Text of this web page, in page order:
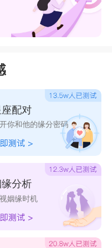
地耍弄他。只要那
很开心，这种聊天
，想法，可能是真
观察力的星座男，
进行分析和判断真
的女生，在处女男
但是最终支撑她们
工作。工作做得好
是积极的。所以在
配对
你和他的缘分密码
分析
姻缘时机